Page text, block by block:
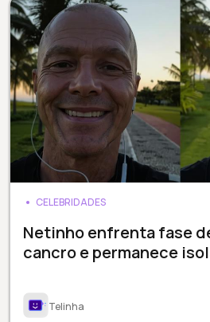
CELEBRIDADES
Netinho enfrenta fase
cancro e permanece
Telinha